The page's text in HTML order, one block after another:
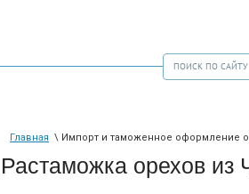
Главная \ Импорт и таможенное оформление
Растаможка орехов из